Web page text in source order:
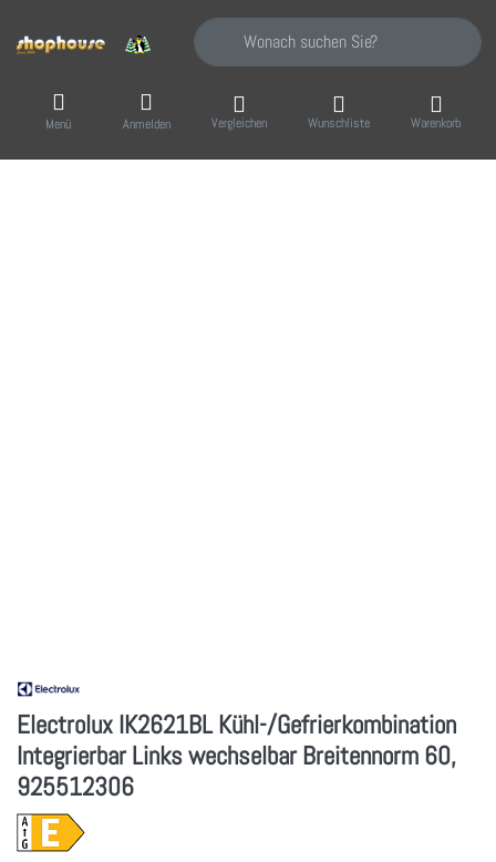
Geben Sie einen Suchbegriff ein. Während
Menü Anmelden Vergleichen Wunschliste Warenkorb
Electrolux IK2621BL Kühl-/Gefrierkombination
Integrierbar Links wechselbar Breitennorm 60,
925512306